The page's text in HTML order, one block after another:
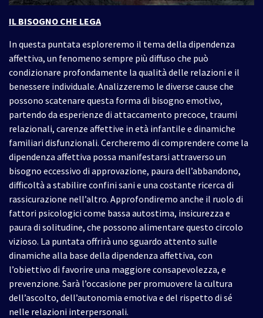
IL BISOGNO CHE LEGA
In questa puntata esploreremo il tema della dipendenza
affettiva, un fenomeno sempre più diffuso che può
condizionare profondamente la qualità delle relazioni e il
benessere individuale. Analizzeremo le diverse cause che
possono scatenare questa forma di bisogno emotivo,
partendo da esperienze di attaccamento precoce, traumi
relazionali, carenze affettive in età infantile e dinamiche
familiari disfunzionali. Cercheremo di comprendere come la
dipendenza affettiva possa manifestarsi attraverso un
bisogno eccessivo di approvazione, paura dell’abbandono,
difficoltà a stabilire confini sani e una costante ricerca di
rassicurazione nell’altro. Approfondiremo anche il ruolo di
fattori psicologici come bassa autostima, insicurezza e
paura di solitudine, che possono alimentare questo circolo
vizioso. La puntata offrirà uno sguardo attento sulle
dinamiche alla base della dipendenza affettiva, con
l’obiettivo di favorire una maggiore consapevolezza, e
prevenzione. Sarà l’occasione per promuovere la cultura
dell’ascolto, dell’autonomia emotiva e del rispetto di sé
nelle relazioni interpersonali.